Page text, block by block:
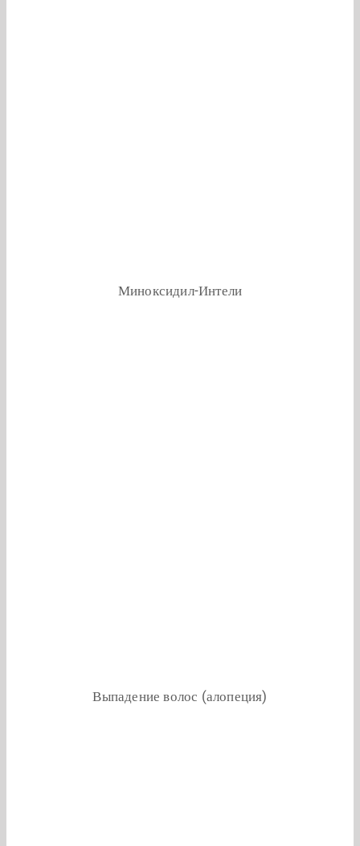
Миноксидил-Интели
Выпадение волос (алопеция)